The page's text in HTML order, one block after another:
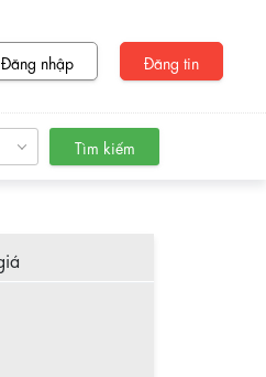
Đăng nhập Đăng tin
Tìm kiếm